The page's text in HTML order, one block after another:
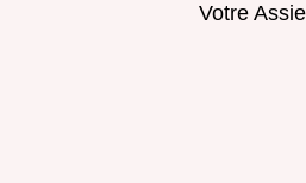
Votre